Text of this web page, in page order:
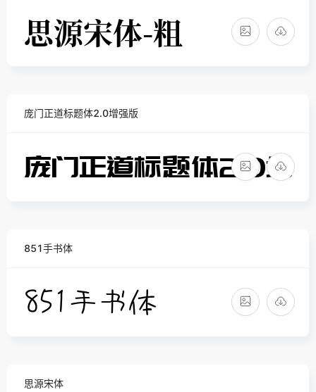
庞门正道标题体2.0增强版
851手书体
思源宋体